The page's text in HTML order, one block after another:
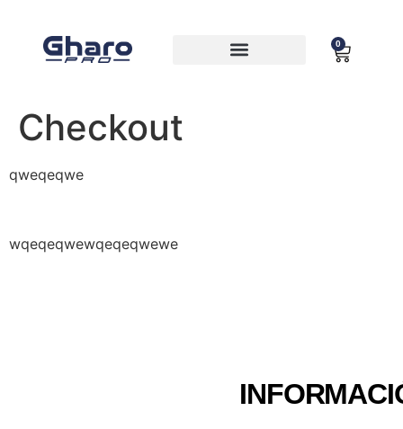
0
Checkout
qweqeqwe
wqeqeqwewqeqeqwewe